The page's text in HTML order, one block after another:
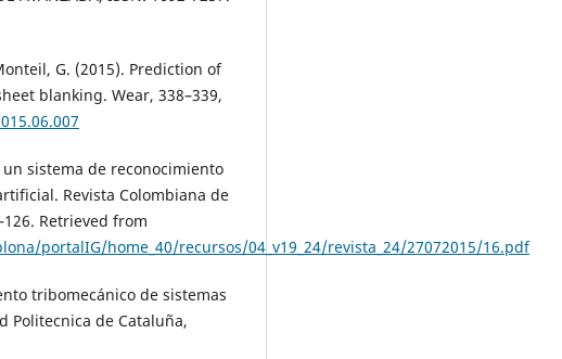
G. (2015). Prediction of
blanking. Wear, 338–339,
sistema de reconocimiento
Revista Colombiana de
Retrieved from
portalIG/home_40/recursos/04_v19_24/revista_24/27072015/16.pdf
tribomecánico de sistemas
Politecnica de Cataluña,